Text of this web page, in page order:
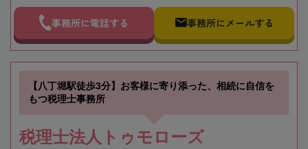
事務所に電話する 事務所にメールする
【八丁堀駅徒歩3分】お客様に寄り添った、相続に自信を
もつ税理士事務所
税理士法人トゥモローズ